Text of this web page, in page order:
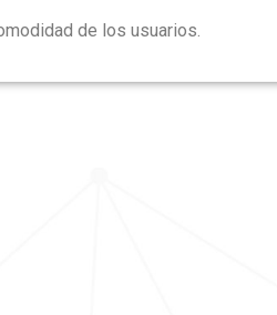
de los usuarios.